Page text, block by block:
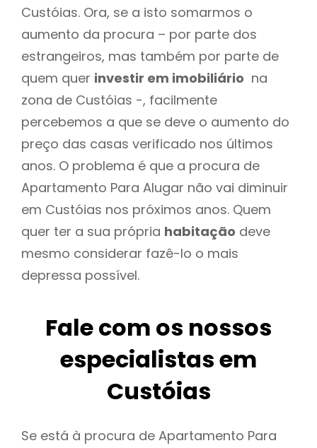
Custóias. Ora, se a isto somarmos o
aumento da procura – por parte dos
estrangeiros, mas também por parte de
quem quer investir em imobiliário na
zona de Custóias -, facilmente
percebemos a que se deve o aumento do
preço das casas verificado nos últimos
anos. O problema é que a procura de
Apartamento Para Alugar não vai diminuir
em Custóias nos próximos anos. Quem
quer ter a sua própria habitação deve
mesmo considerar fazê-lo o mais
depressa possível.
Fale com os nossos
especialistas em
Custóias
Se está à procura de Apartamento Para